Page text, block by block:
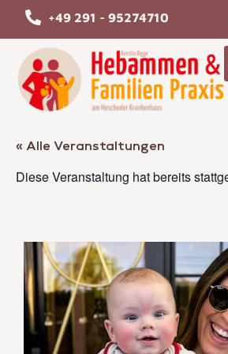
+49 291 - 95274710
« Alle Veranstaltungen
Diese Veranstaltung hat bereits